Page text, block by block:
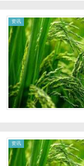
资讯
资讯